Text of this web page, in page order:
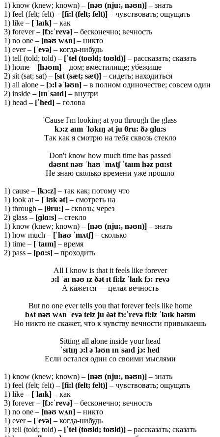
1) know (knew; known) – [nəʊ (nju:, nəʊn)] – знать
1) feel (felt; felt) – [fi:l (felt; felt)] – чувствовать; ощущать
1) like – [ˈlaɪk] – как
3) forever – [fɔ:ˈrevə] – бесконечно; вечность
1) no one – [nəʊ wʌn] – никто
1) ever – [ˈevə] – когда-нибудь
1) tell (told; told) – [ˈtel (toʊld; toʊld)] – рассказать; сказать
1) home – [həʊm] – дом; вместилище; убежище
2) sit (sat; sat) – [sɪt (sæt; sæt)] – сидеть; находиться
1) all alone – [ɔ:l əˈləʊn] – в полном одиночестве; совсем один
2) inside – [ɪnˈsaɪd] – внутри
1) head – [ˈhed] – голова
'Cause I'm looking at you through the glass
kɔ:z aɪm ˈlʊkɪŋ ət ju θru: ðə ɡlɑ:s
Так как я смотрю на тебя сквозь стекло
Don't know how much time has passed
dəʊnt nəʊ ˈhaʊ ˈmʌtʃ ˈtaɪm həz pɑ:st
Не знаю сколько времени уже прошло
1) cause – [kɔ:z] – так как; потому что
1) look at – [ˈlʊk ət] – смотреть на
1) through – [θru:] – сквозь; через
2) glass – [ɡlɑ:s] – стекло
1) know (knew; known) – [nəʊ (nju:, nəʊn)] – знать
1) how much – [ˈhaʊ ˈmʌtʃ] – сколько
1) time – [ˈtaɪm] – время
2) pass – [pɑ:s] – проходить
All I know is that it feels like forever
ɔ:l ˈaɪ nəʊ ɪz ðət ɪt fi:lz ˈlaɪk fɔ:ˈrevə
А кажется — целая вечность
But no one ever tells you that forever feels like home
bʌt nəʊ wʌn ˈevə telz ju ðət fɔ:ˈrevə fi:lz ˈlaɪk həʊm
Но никто не скажет, что к чувству вечности привыкаешь
Sitting all alone inside your head
ˈsɪtɪŋ ɔ:l əˈləʊn ɪnˈsaɪd jɔ: hed
Если остался один со своими мыслями
1) know (knew; known) – [nəʊ (nju:, nəʊn)] – знать
1) feel (felt; felt) – [fi:l (felt; felt)] – чувствовать; ощущать
1) like – [ˈlaɪk] – как
3) forever – [fɔ:ˈrevə] – бесконечно; вечность
1) no one – [nəʊ wʌn] – никто
1) ever – [ˈevə] – когда-нибудь
1) tell (told; told) – [ˈtel (toʊld; toʊld)] – рассказать; сказать